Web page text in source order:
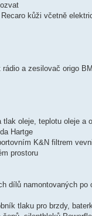
kůži včetně
a zesilovač origo
tlak oleje, teplotu oleje a
Hartge
K&N filtrem
prostoru
dílů namontovaných po
tlaku pro brzdy,